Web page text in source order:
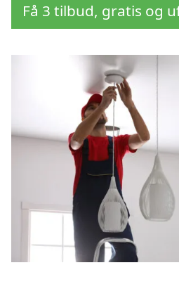
Få 3 tilbud, gratis og